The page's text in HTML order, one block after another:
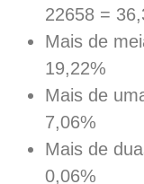
22658 =
Mais de
19,22%
Mais de
7,06%
Mais de
0,06%